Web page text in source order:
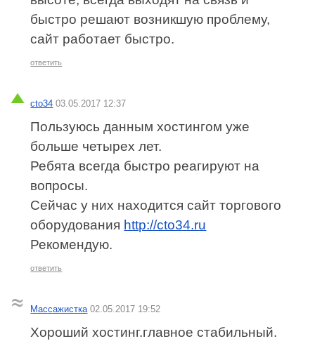
быстро решают возникшую проблему,
сайт работает быстро.
ответить
cto34 03.05.2017 12:37
Пользуюсь данным хостингом уже
больше четырех лет.
Ребята всегда быстро реагируют на
вопросы.
Сейчас у них находится сайт торгового
оборудования http://cto34.ru
Рекомендую.
ответить
Массажистка 02.05.2017 19:52
Хороший хостинг.главное стабильный.